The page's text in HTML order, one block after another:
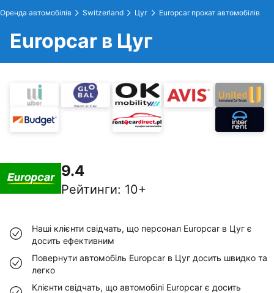
Оренда автомобілів Switzerland Цуг Europcar прокат автомобілів
Europcar в Цуг
9.4
Рейтинги: 10+
Наші клієнти свідчать, що персонал Europcar в Цуг є
досить ефективним
Повернути автомобіль Europcar в Цуг досить швидко та
легко
Клієнти свідчать, що автомобілі Europcar є досить